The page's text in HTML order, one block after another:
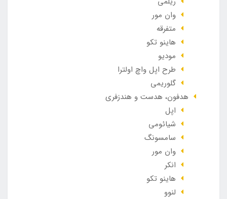
وان مور
متفرقه
هاینو تکو
مودیو
طرح اپل واچ اولترا
گلوریمی
هدفون، هدست و هندزفری
اپل
شیائومی
سامسونگ
وان مور
انکر
هاینو تکو
لنوو